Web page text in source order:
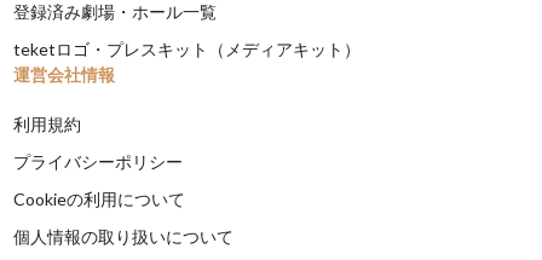
登録済み劇場・ホール一覧
teketロゴ・プレスキット（メディアキット）
運営会社情報
利用規約
プライバシーポリシー
Cookieの利用について
個人情報の取り扱いについて